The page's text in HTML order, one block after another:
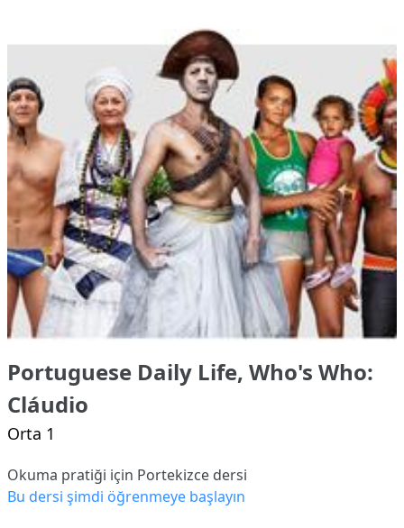
Portuguese Daily Life, Who's Who:
Cláudio
Orta 1
Okuma pratiği için Portekizce dersi
Bu dersi şimdi öğrenmeye başlayın